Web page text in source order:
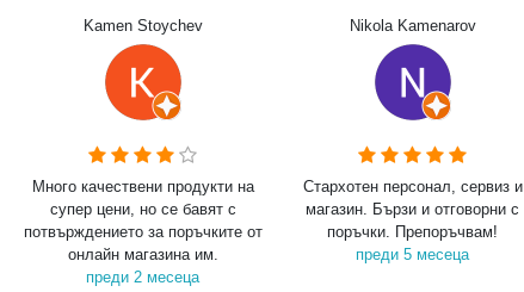
Kamen Stoychev
Много качествени продукти на
супер цени, но се бавят с
потвърждението за поръчките от
онлайн магазина им.
преди 2 месеца
Nikola Kamenarov
Стархотен персонал, сервиз и
магазин. Бързи и отговорни с
поръчки. Препоръчвам!
преди 5 месеца